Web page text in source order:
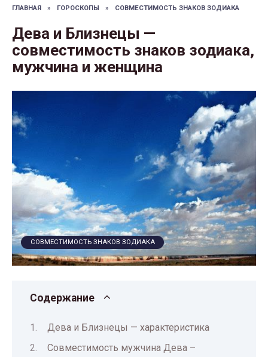
ГЛАВНАЯ » ГОРОСКОПЫ » СОВМЕСТИМОСТЬ ЗНАКОВ ЗОДИАКА
Дева и Близнецы —
совместимость знаков зодиака,
мужчина и женщина
СОВМЕСТИМОСТЬ ЗНАКОВ ЗОДИАКА
Содержание
Дева и Близнецы — характеристика
Совместимость мужчина Дева –